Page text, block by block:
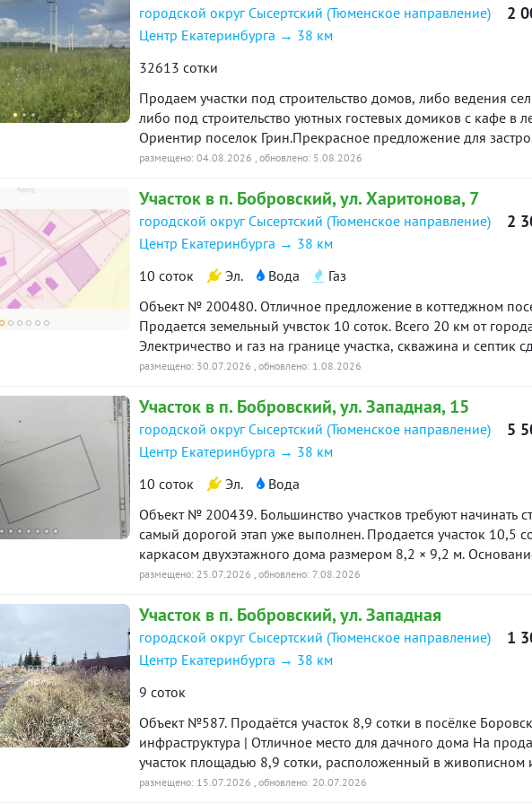
городской округ Сысертский (Тюменское направление)
Центр Екатеринбурга → 38 км
32613 сотки
2
Продаем участки под строительство домов, либо ведения
либо под строительство уютных гостевых домиков с кафе в
Ориентир поселок Грин.Прекрасное предложение для
предпринимателей под вашу фантазию.Один собственник.
19125
размещено: 04.08.2026 , обновлено: 5.08.2026
Участок в п. Бобровский, ул. Харитонова, 7
городской округ Сысертский (Тюменское направление)
Центр Екатеринбурга → 38 км
10 соток
Эл. Вода Газ
2
Объект № 200480. Отличное предложение в коттеджном
Продается земельный учвсток 10 соток. Всего 20 км от
Электричество и газ на границе участка, скважина и септик
окружении леса, кргуглосуточная охрана, на территории
на все вопросы!
размещено: 30.07.2026 , обновлено: 1.08.2026
Участок в п. Бобровский, ул. Западная, 15
городской округ Сысертский (Тюменское направление)
Центр Екатеринбурга → 38 км
10 соток
Эл. Вода
5
Объект № 200439. Большинство участков требуют начинать
самый дорогой этап уже выполнен. Продается участок 10,5 соток с капитальным
каркасом двухэтажного дома размером 8,2 × 9,2 м.
сваи, ленточный фундамент и монолитная плита. Стены из
для дома и бани; электричество 15 кВт (380 В); газ по границе участка;
трех бетонных колец; выполнено межевание, присвоен адрес. Также есть баня из бревна
6×4 м с пристроем 6×3 м и ухоженный плодовый сад.. Цена: 5 500 000 рублей. Отличный
вариант для тех, кто хочет построить дом без многолетней
затрат. Звоните, чтобы договориться о просмотре.
размещено: 25.07.2026 , обновлено: 7.08.2026
Участок в п. Бобровский, ул. Западная
городской округ Сысертский (Тюменское направление)
Центр Екатеринбурга → 38 км
9 соток
1
Объект №587. Продаётся участок 8,9 сотки в посёлке Боровский ДНП | Рядом вся
инфраструктура | Отличное место для дачного дома На
участок площадью 8,9 сотки, расположенный в живописном
Боровский. Участок правильной формы, подъезд —
размещено: 15.07.2026 , обновлено: 20.07.2026